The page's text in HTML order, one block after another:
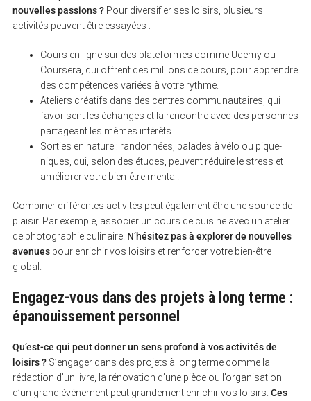
nouvelles passions ?Pour diversifier ses loisirs, plusieurs
activités peuvent être essayées :
Cours en ligne sur des plateformes comme Udemy ou
Coursera, qui offrent des millions de cours, pour apprendre
des compétences variées à votre rythme.
Ateliers créatifs dans des centres communautaires, qui
favorisent les échanges et la rencontre avec des personnes
partageant les mêmes intérêts.
Sorties en nature : randonnées, balades à vélo ou pique-
niques, qui, selon des études, peuvent réduire le stress et
améliorer votre bien-être mental.
Combiner différentes activités peut également être une source de
plaisir. Par exemple, associer un cours de cuisine avec un atelier
de photographie culinaire. N’hésitez pas à explorer de nouvelles
avenuespour enrichir vos loisirs et renforcer votre bien-être
global.
Engagez-vous dans des projets à long terme :
épanouissement personnel
Qu’est-ce qui peut donner un sens profond à vos activités de
loisirs ?S’engager dans des projets à long terme comme la
rédaction d’un livre, la rénovation d’une pièce ou l’organisation
d’un grand événement peut grandement enrichir vos loisirs. Ces